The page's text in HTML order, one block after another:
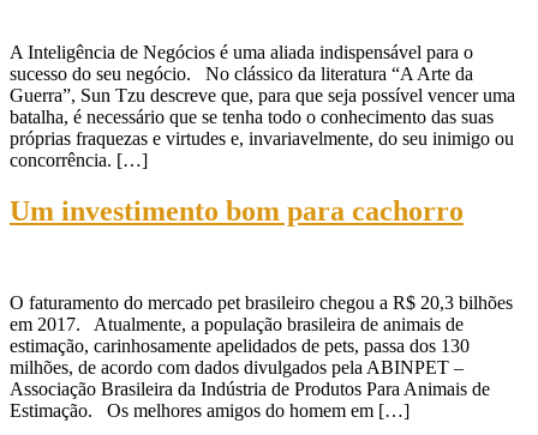
A Inteligência de Negócios é uma aliada indispensável para o
sucesso do seu negócio. No clássico da literatura “A Arte da
Guerra”, Sun Tzu descreve que, para que seja possível vencer uma
batalha, é necessário que se tenha todo o conhecimento das suas
próprias fraquezas e virtudes e, invariavelmente, do seu inimigo ou
concorrência. […]
Um investimento bom para cachorro
O faturamento do mercado pet brasileiro chegou a R$ 20,3 bilhões
em 2017. Atualmente, a população brasileira de animais de
estimação, carinhosamente apelidados de pets, passa dos 130
milhões, de acordo com dados divulgados pela ABINPET –
Associação Brasileira da Indústria de Produtos Para Animais de
Estimação. Os melhores amigos do homem em […]